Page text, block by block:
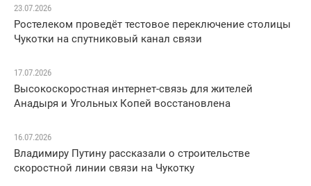
23.07.2026
Ростелеком проведёт тестовое переключение столицы
Чукотки на спутниковый канал связи
17.07.2026
Высокоскоростная интернет-связь для жителей
Анадыря и Угольных Копей восстановлена
16.07.2026
Владимиру Путину рассказали о строительстве
скоростной линии связи на Чукотку